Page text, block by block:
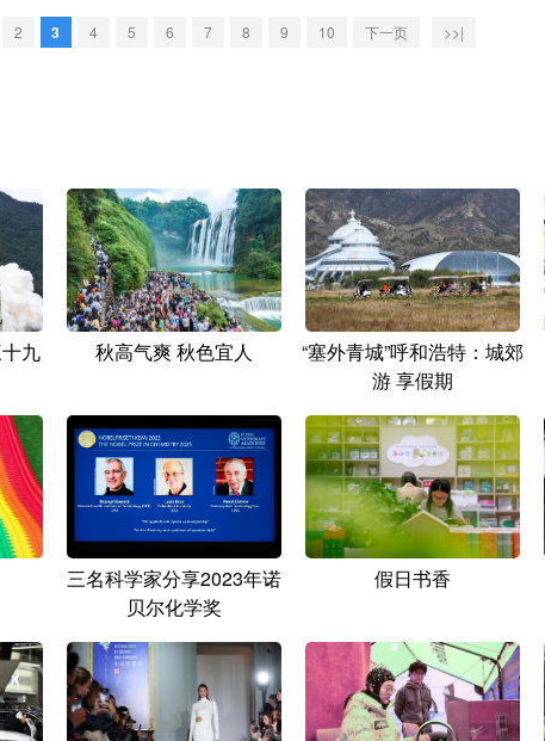
2 3 4 5 6 7 8 9 10 下一页 >>|
九
秋高气爽 秋色宜人
“塞外青城”呼和浩特：城郊
游 享假期
三名科学家分享2023年诺
贝尔化学奖
假日书香